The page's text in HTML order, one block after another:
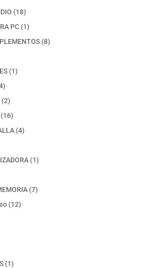
1818
productos
PC 11
producto
88
11
4
productos
22
productos
1616
productos
44
11
77
1212
11